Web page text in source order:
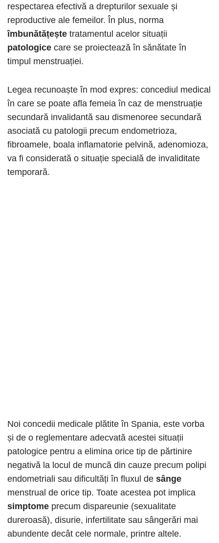
respectarea efectivă a drepturilor sexuale și
reproductive ale femeilor. În plus, norma
îmbunătățește tratamentul acelor situații
patologice care se proiectează în sănătate în
timpul menstruației.
Legea recunoaște în mod expres: concediul medical
în care se poate afla femeia în caz de menstruație
secundară invalidantă sau dismenoree secundară
asociată cu patologii precum endometrioza,
fibroamele, boala inflamatorie pelvină, adenomioza,
va fi considerată o situație specială de invaliditate
temporară.
Noi concedii medicale plătite în Spania, este vorba
și de o reglementare adecvată acestei situații
patologice pentru a elimina orice tip de părtinire
negativă la locul de muncă din cauze precum polipi
endometriali sau dificultăți în fluxul de sânge
menstrual de orice tip. Toate acestea pot implica
simptome precum dispareunie (sexualitate
dureroasă), disurie, infertilitate sau sângerări mai
abundente decât cele normale, printre altele.